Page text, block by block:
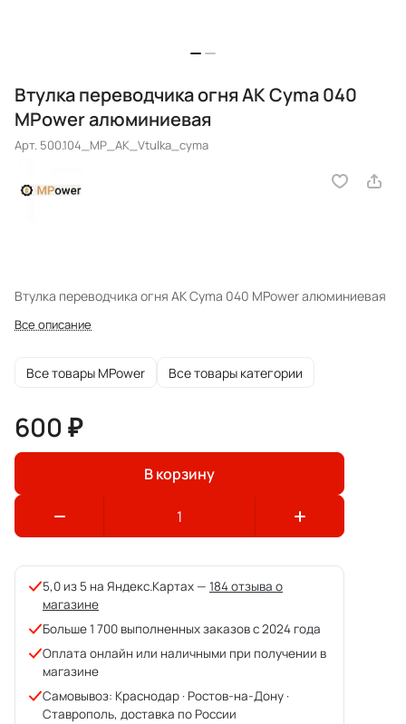
Втулка переводчика огня АК Cyma 040
MPower алюминиевая
Арт. 500.104_MP_AK_Vtulka_cyma
Втулка переводчика огня АК Cyma 040 MPower алюминиевая
Все описание
Все товары MPower Все товары категории
600 ₽
В корзину
5,0 из 5 на Яндекс.Картах — 184 отзыва о
магазине
Больше 1 700 выполненных заказов с 2024 года
Оплата онлайн или наличными при получении в
магазине
Самовывоз: Краснодар · Ростов-на-Дону ·
Ставрополь, доставка по России